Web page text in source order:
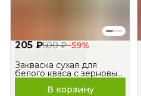
205 ₽500 ₽−59%
Закваска сухая для
белого кваса с зерновым
В корзину